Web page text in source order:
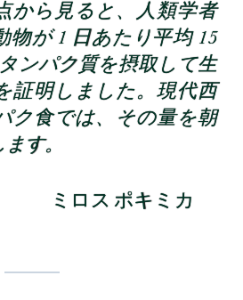
から見ると、人類学者
物が 1 日あたり平均 15
ンパク質を摂取して生
証明しました。現代西
ク食では、その量を朝
す。
ミロス ポキミカ